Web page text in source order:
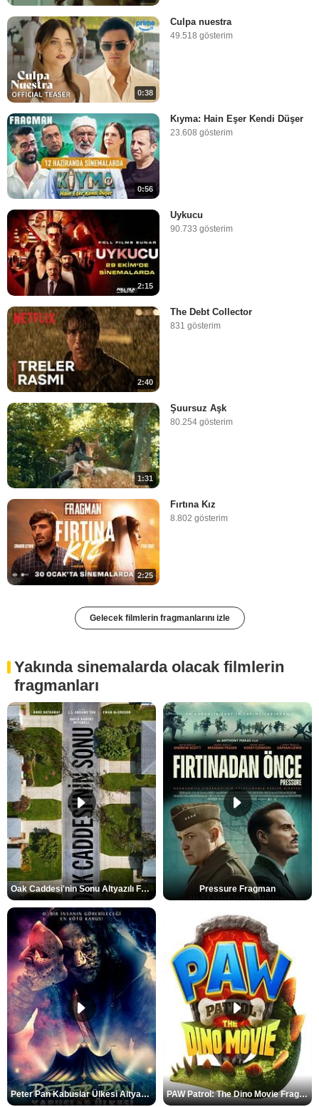
0:38
Culpa nuestra
49.518 gösterim
0:56
Kıyma: Hain Eşer Kendi Düşer
23.608 gösterim
2:15
Uykucu
90.733 gösterim
2:40
The Debt Collector
831 gösterim
1:31
Şuursuz Aşk
80.254 gösterim
2:25
Fırtına Kız
8.802 gösterim
Gelecek filmlerin fragmanlarını izle
Yakında sinemalarda olacak filmlerin
fragmanları
Oak Caddesi'nin Sonu Altyazılı Fragman Pressure Fragman
Peter Pan Kabuslar Ülkesi Altyazılı Fragman PAW Patrol: The Dino Movie Fragman